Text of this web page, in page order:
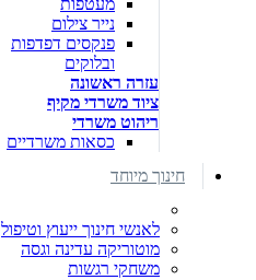
מעטפות
נייר צילום
פנקסים דפדפות
ובלוקים
עזרה ראשונה
ציוד משרדי מקיף
ריהוט משרדי
כסאות משרדיים
חינוך מיוחד
לאנשי חינוך ייעוץ וטיפול
מוטוריקה עדינה וגסה
משחקי רגשות